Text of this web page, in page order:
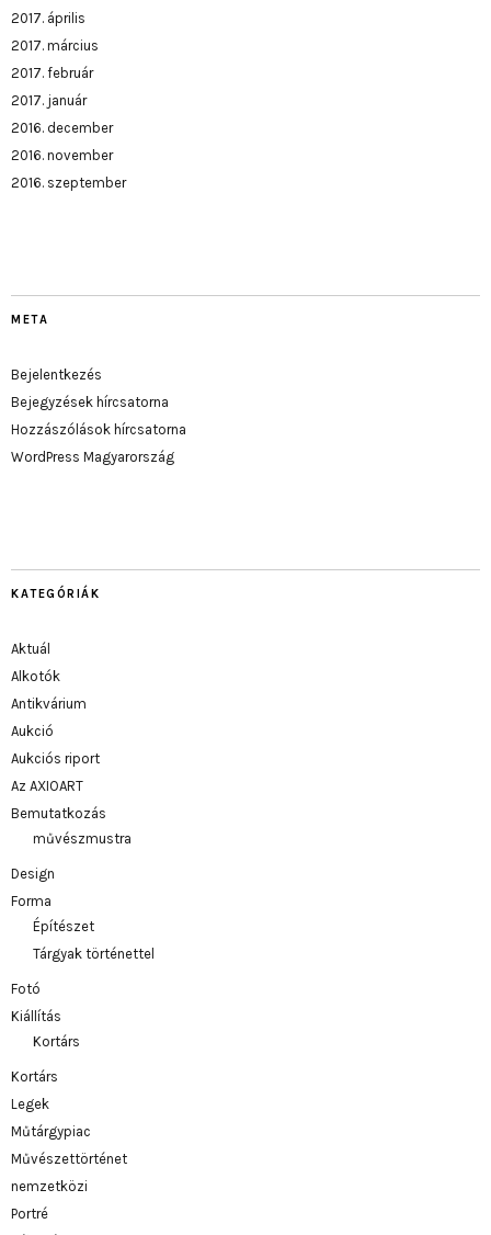
2017. április
2017. március
2017. február
2017. január
2016. december
2016. november
2016. szeptember
META
Bejelentkezés
Bejegyzések hírcsatorna
Hozzászólások hírcsatorna
WordPress Magyarország
KATEGÓRIÁK
Aktuál
Alkotók
Antikvárium
Aukció
Aukciós riport
Az AXIOART
Bemutatkozás
művészmustra
Design
Forma
Építészet
Tárgyak történettel
Fotó
Kiállítás
Kortárs
Kortárs
Legek
Műtárgypiac
Művészettörténet
nemzetközi
Portré